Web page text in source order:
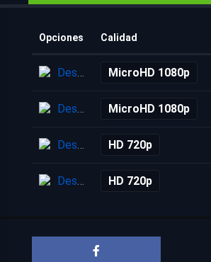
Opciones Calidad
Descarga MicroHD 1080p
Descarga MicroHD 1080p
Descarga HD 720p
Descarga HD 720p